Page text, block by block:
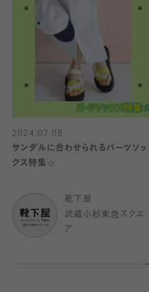
2024.07.08
サンダルに合わせられるパーツソッ
クス特集☆
靴下屋
武蔵小杉東急スクエ
ア